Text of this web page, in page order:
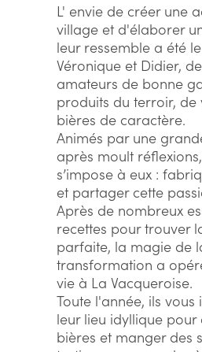
L' envie de créer une
village et d'élaborer
leur ressemble a été
Véronique et Didier,
amateurs de bonne
produits du terroir, de
bières de caractère.
Animés par une
après moult
s’impose à eux :
et partager cette
Après de nombreux
recettes pour trouver
parfaite, la magie de
transformation a
vie à La Vacqueroise.
Toute l'année, ils vous
leur lieu idyllique pour
bières et manger des